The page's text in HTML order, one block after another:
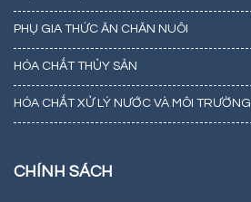
PHỤ GIA THỨC ĂN CHĂN NUÔI
HÓA CHẤT THỦY SẢN
HÓA CHẤT XỬ LÝ NƯỚC VÀ MÔI TRƯỜNG
CHÍNH SÁCH